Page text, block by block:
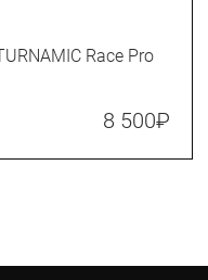
Race Pro
8 500₽